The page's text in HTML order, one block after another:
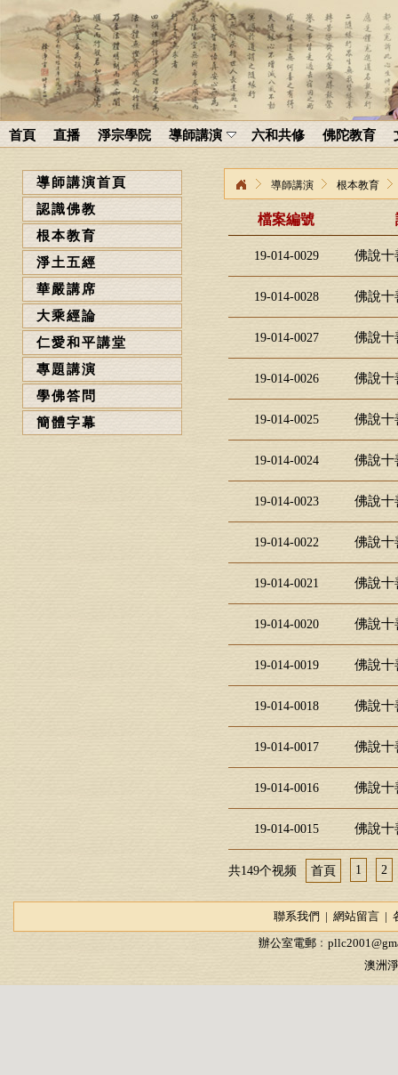
首頁 直播 淨宗學院 導師講演 六和共修 佛陀教育
導師講演首頁
認識佛教
根本教育
淨土五經
華嚴講席
大乘經論
仁愛和平講堂
專題講演
學佛答問
簡體字幕
導師講演 根本教育
檔案編號
19-014-0029 佛說十
19-014-0028 佛說十
19-014-0027 佛說十
19-014-0026 佛說十
19-014-0025 佛說十
19-014-0024 佛說十
19-014-0023 佛說十
19-014-0022 佛說十
19-014-0021 佛說十
19-014-0020 佛說十
19-014-0019 佛說十
19-014-0018 佛說十
19-014-0017 佛說十
19-014-0016 佛說十
19-014-0015 佛說十
共149个视频 首頁 1 2
聯系我們 | 網站留言|
辦公室電郵﹕
澳洲